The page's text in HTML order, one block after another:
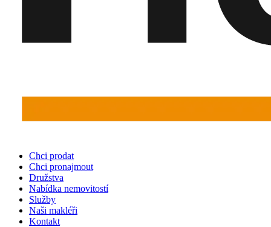
Menu
Chci prodat
Chci pronajmout
Družstva
Nabídka nemovitostí
Služby
Naši makléři
Kontakt